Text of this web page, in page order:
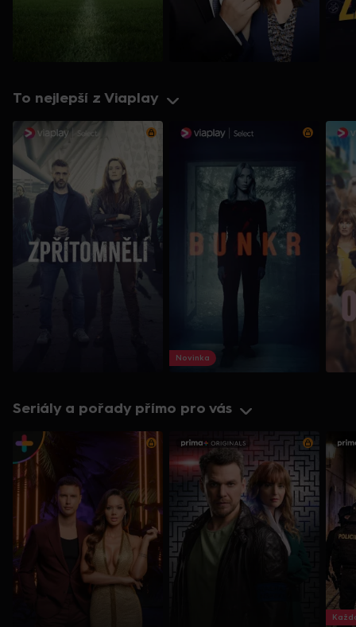
To nejlepší z Viaplay
Novinka
Seriály a pořady přímo pro vás